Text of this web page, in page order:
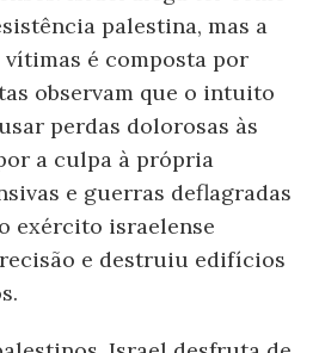
palestina, mas a
é composta por
observam que o intuito
perdas dolorosas às
a culpa à própria
e guerras deflagradas
exército israelense
e destruiu edifícios